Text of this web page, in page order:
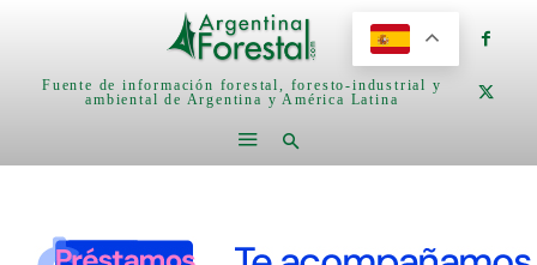
Fuente de información forestal, foresto-industrial y
ambiental de Argentina y América Latina